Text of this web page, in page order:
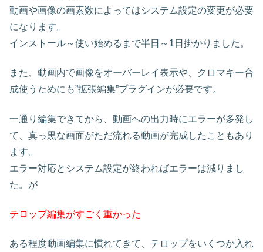
動画や画像の画素数によってはシステム設定の変更が必要
になります。
インストール～使い始めるまで半日～1日掛かりました。
また、動画内で画像をオーバーレイ表示や、クロマキー合
成使うためにも”拡張編集”プラグインが必要です。
一通り編集できてから、動画への出力時にエラーが多発し
て、真っ黒な画面がただ流れる動画が完成したこともあり
ます。
エラー対応とシステム設定が終わればエラーは減りまし
た。が
テロップ編集がすごく重かった
ある程度動画編集に慣れてきて、テロップをいくつか入れ